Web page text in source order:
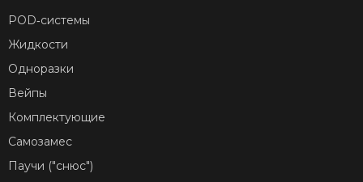
POD‑системы
Жидкости
Одноразки
Вейпы
Комплектующие
Самозамес
Паучи ("снюс")